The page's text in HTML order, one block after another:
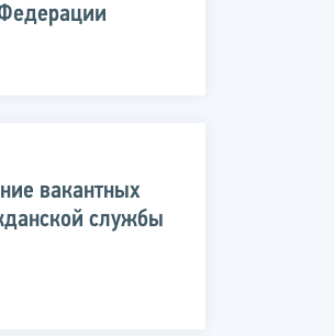
вакантных
службы